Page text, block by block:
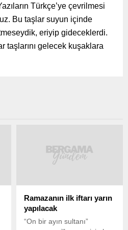
Türkçe’ye çevrilmesi
Bu taşlar suyun içinde
eriyip gideceklerdi.
taşlarını gelecek kuşaklara
Ramazanın ilk iftarı yarın
yapılacak
“On bir ayın sultanı”